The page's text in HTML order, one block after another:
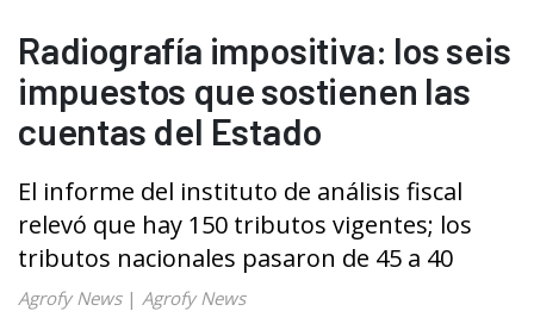
Radiografía impositiva: los seis
impuestos que sostienen las
cuentas del Estado
El informe del instituto de análisis fiscal
relevó que hay 150 tributos vigentes; los
tributos nacionales pasaron de 45 a 40
Agrofy News| Agrofy News